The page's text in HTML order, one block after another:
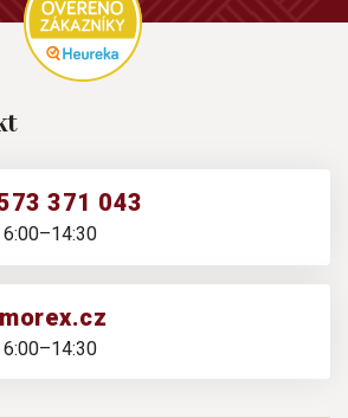
371 043
6:00–14:30